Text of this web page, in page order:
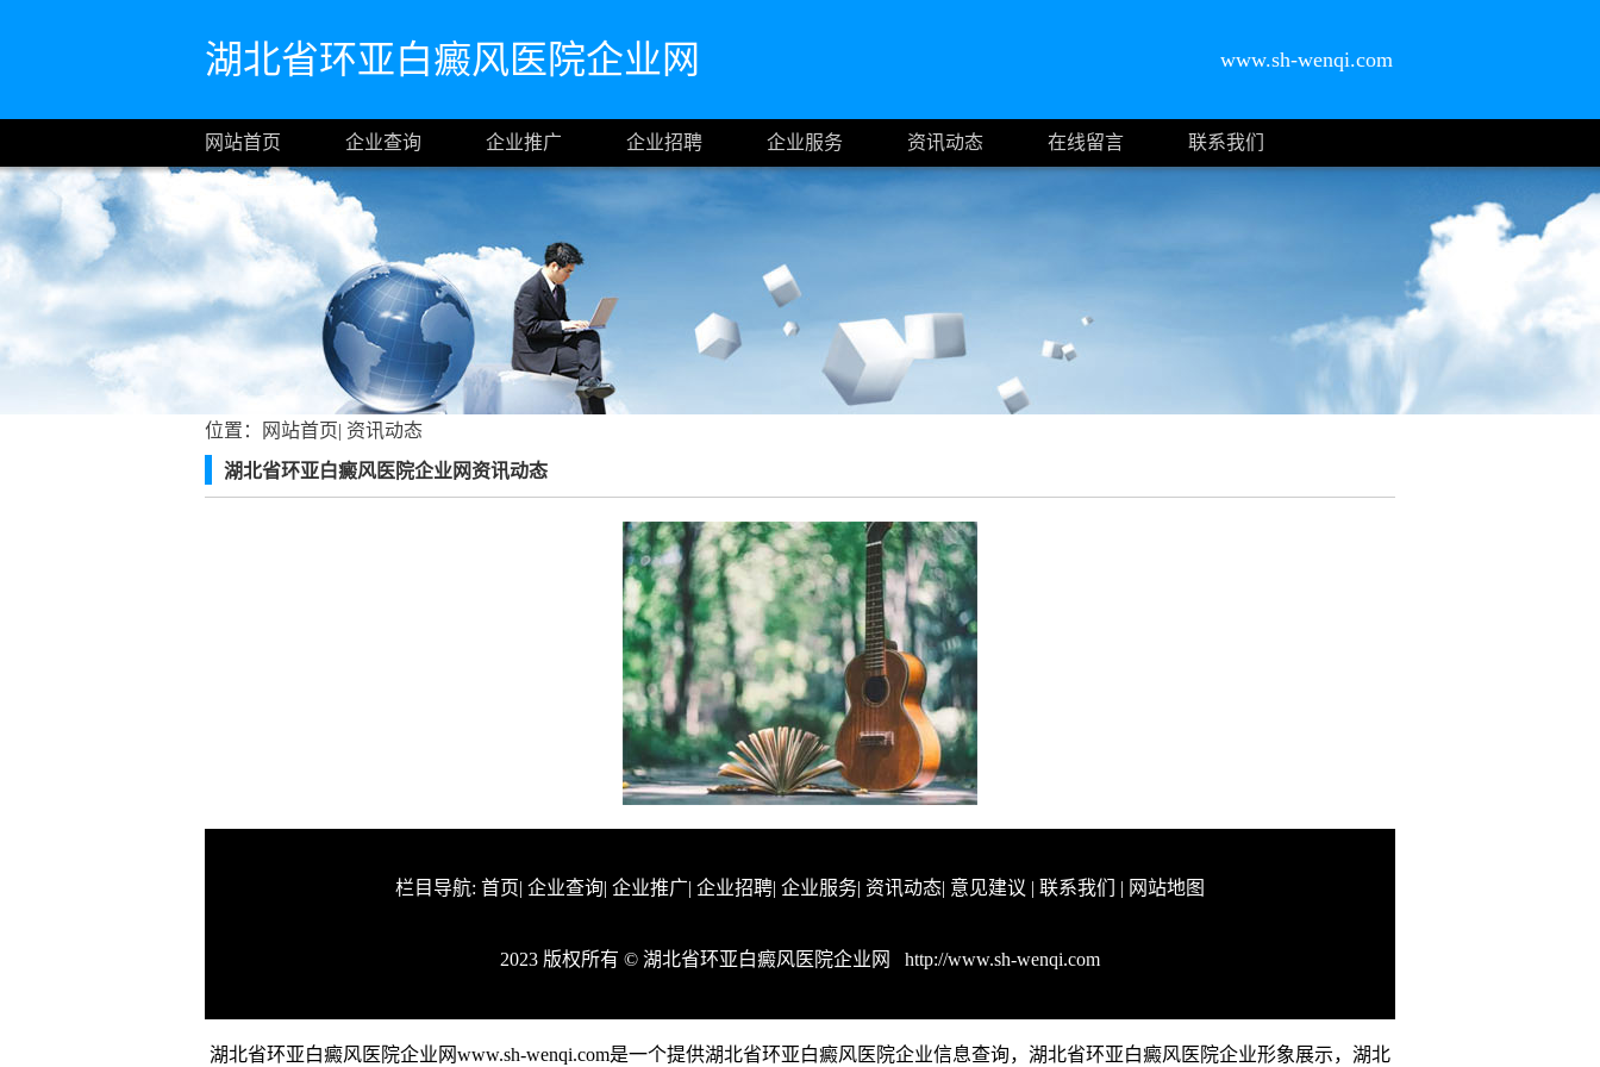
湖北省环亚白癜风医院企业网 www.sh-wenqi.com
网站首页 企业查询 企业推广 企业招聘 企业服务 资讯动态 在线留言 联系我们
位置： 网站首页| 资讯动态
湖北省环亚白癜风医院企业网资讯动态
栏目导航: 首页| 企业查询| 企业推广| 企业招聘| 企业服务| 资讯动态| 意见建议 | 联系我们 | 网站地图
2023 版权所有 © 湖北省环亚白癜风医院企业网 http://www.sh-wenqi.com
湖北省环亚白癜风医院企业网www.sh-wenqi.com是一个提供湖北省环亚白癜风医院企业信息查询，湖北省环亚白癜风医院企业形象展示，湖北